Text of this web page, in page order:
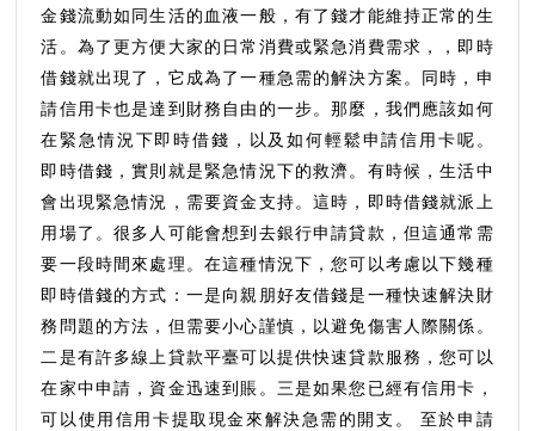
有
什
麼
方
式，
申
請
信
用
卡
要
注
意
什
麼
金錢流動如同生活的血液一般，有了錢才能維持正常的生
活。為了更方便大家的日常消費或緊急消費需求，，即時
借錢就出現了，它成為了一種急需的解決方案。同時，申
請信用卡也是達到財務自由的一步。那麼，我們應該如何
在緊急情況下即時借錢，以及如何輕鬆申請信用卡呢。
即時借錢，實則就是緊急情況下的救濟。有時候，生活中
會出現緊急情況，需要資金支持。這時，即時借錢就派上
用場了。很多人可能會想到去銀行申請貸款，但這通常需
要一段時間來處理。在這種情況下，您可以考慮以下幾種
即時借錢的方式：一是向親朋好友借錢是一種快速解決財
務問題的方法，但需要小心謹慎，以避免傷害人際關係。
二是有許多線上貸款平臺可以提供快速貸款服務，您可以
在家中申請，資金迅速到賬。三是如果您已經有信用卡，
可以使用信用卡提取現金來解決急需的開支。 至於申請